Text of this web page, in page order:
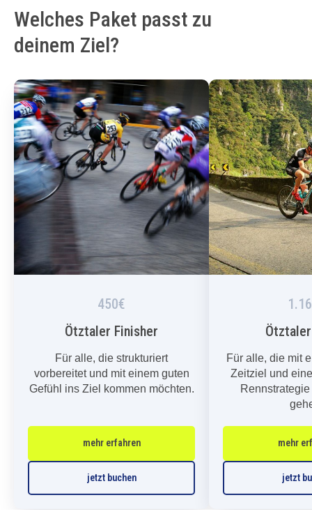
Welches Paket passt zu
deinem Ziel?
450€
Ötztaler Finisher
Für alle, die strukturiert
vorbereitet und mit einem guten
Gefühl ins Ziel kommen möchten.
mehr erfahren
jetzt buchen
Für alle, die mit
Zeitziel und
mehr
jetzt